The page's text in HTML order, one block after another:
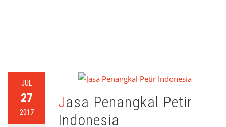
JUL
27
2017
Jasa Penangkal Petir
Indonesia